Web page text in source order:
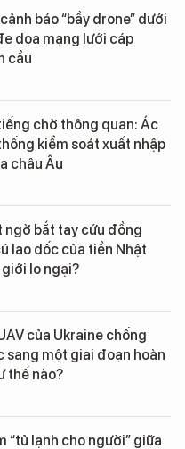
báo “bầy drone” dưới
dọa mạng lưới cáp
cầu
chờ thông quan: Ác
kiểm soát xuất nhập
châu Âu
ngờ bắt tay cứu đồng
lao dốc của tiền Nhật
lo ngại?
của Ukraine chống
sang một giai đoạn hoàn
thế nào?
“tủ lạnh cho người” giữa